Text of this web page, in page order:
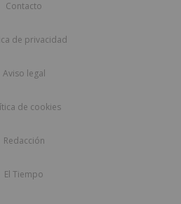
Contacto
de privacidad
Aviso legal
de cookies
Redacción
El Tiempo